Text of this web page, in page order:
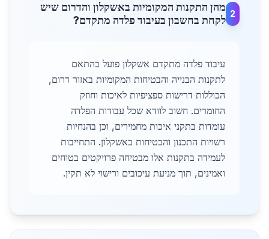
2
מהן התקנות המקומיות באשקלון והדרום שיש
לקחת בחשבון בעיבוד פלדה מתקדם?
עיבוד פלדה מתקדם אשקלון פועל בהתאם
לתקנות הבנייה והבטיחות המקומיות באזור דרום,
הכוללות דרישות ספציפיות לאיכות וחוזק
החומרים. חשוב לוודא שכל עבודות הפלדה
עומדות בתקני איכות מחמירים, וכן בהנחיות
רשויות התכנון והבטיחות באשקלון. התחייבות
לעמידה בתקנות אלו מבטיחה פרויקטים בטוחים
ואמינים, תוך מניעת עיכובים ורישוי לא תקין.